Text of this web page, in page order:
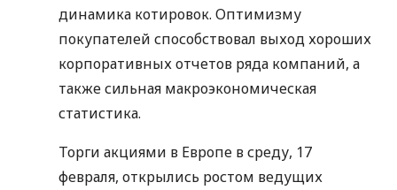
динамика котировок. Оптимизму
покупателей способствовал выход хороших
корпоративных отчетов ряда компаний, а
также сильная макроэкономическая
статистика.
Торги акциями в Европе в среду, 17
февраля, открылись ростом ведущих